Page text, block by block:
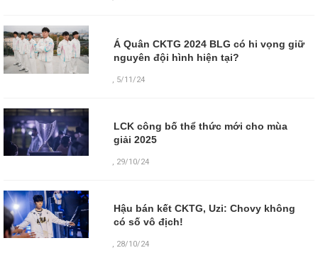
Á Quân CKTG 2024 BLG có hi vọng giữ
nguyên đội hình hiện tại?
, 5/11/24
LCK công bố thể thức mới cho mùa
giải 2025
, 29/10/24
Hậu bán kết CKTG, Uzi: Chovy không
có số vô địch!
, 28/10/24